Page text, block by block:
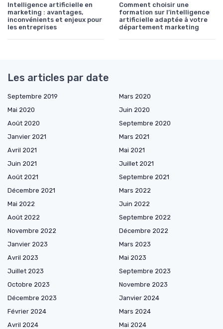
Intelligence artificielle en
marketing : avantages,
inconvénients et enjeux pour
les entreprises
Comment choisir une
formation sur l’intelligence
artificielle adaptée à votre
département marketing
Les articles par date
Septembre 2019
Mars 2020
Mai 2020
Juin 2020
Août 2020
Septembre 2020
Janvier 2021
Mars 2021
Avril 2021
Mai 2021
Juin 2021
Juillet 2021
Août 2021
Septembre 2021
Décembre 2021
Mars 2022
Mai 2022
Juin 2022
Août 2022
Septembre 2022
Novembre 2022
Décembre 2022
Janvier 2023
Mars 2023
Avril 2023
Mai 2023
Juillet 2023
Septembre 2023
Octobre 2023
Novembre 2023
Décembre 2023
Janvier 2024
Février 2024
Mars 2024
Avril 2024
Mai 2024